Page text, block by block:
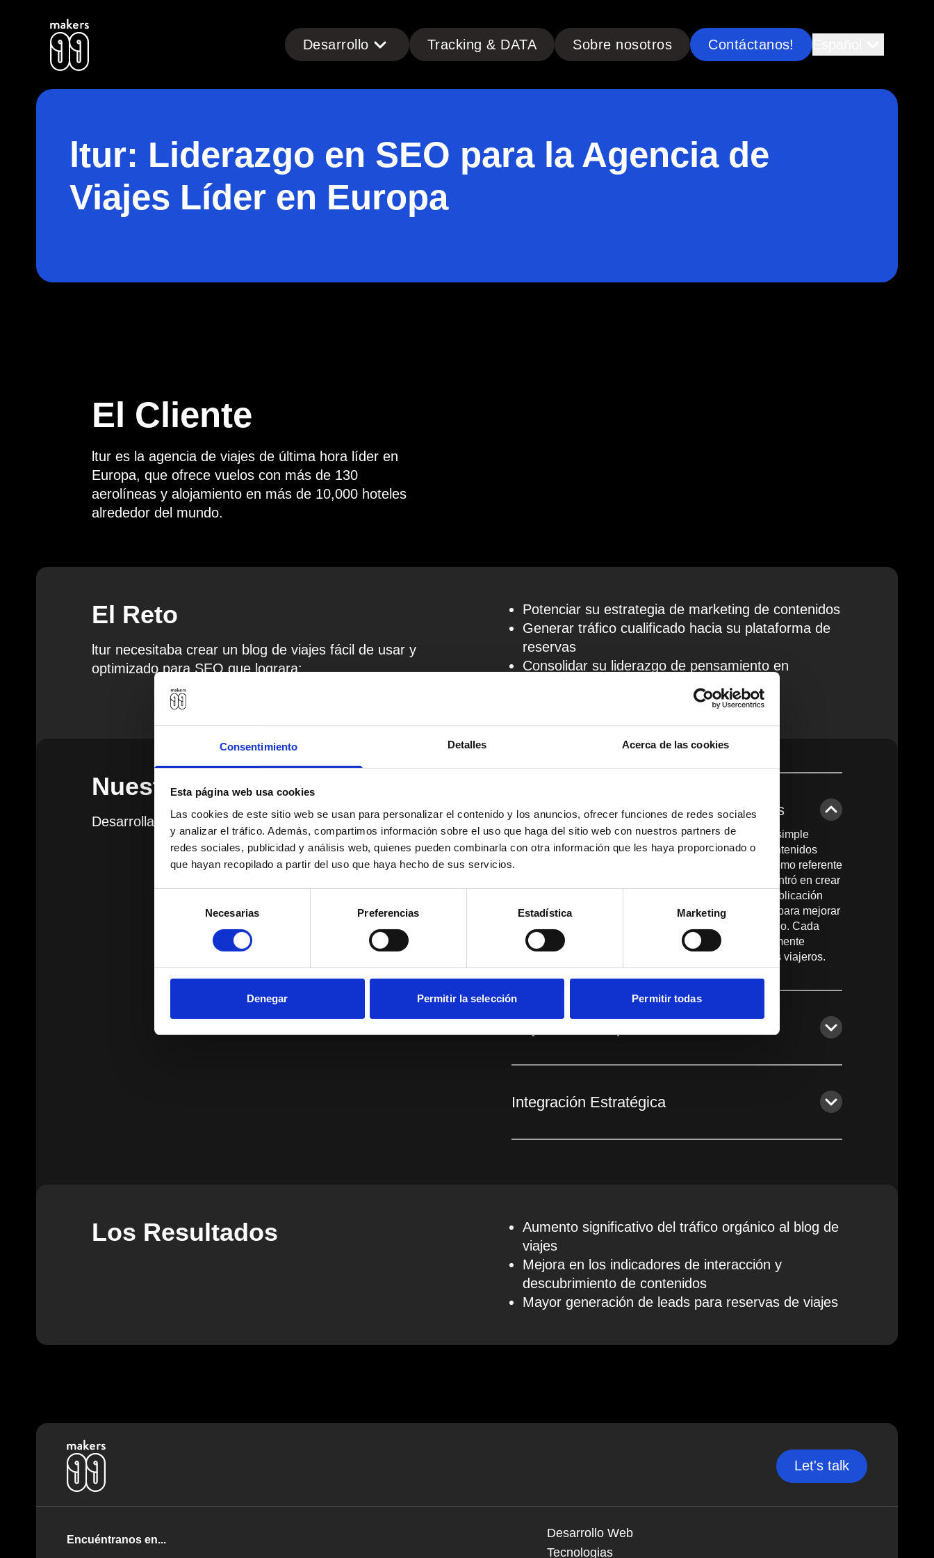
Consentimiento Detalles Acerca de las cookies
Esta página web usa cookies
Las cookies de este sitio web se usan para personalizar el contenido y los anuncios, ofrecer funciones de redes sociales
y analizar el tráfico. Además, compartimos información sobre el uso que haga del sitio web con nuestros partners de
redes sociales, publicidad y análisis web, quienes pueden combinarla con otra información que les haya proporcionado o
que hayan recopilado a partir del uso que haya hecho de sus servicios.
consentimiento
Necesarias Preferencias Estadística Marketing
Denegar Permitir la selección Permitir todas
Desarrollo Tracking & DATA Sobre nosotros Contáctanos!
ltur: Liderazgo en SEO para la Agencia de
Viajes Líder en Europa
El Cliente
ltur es la agencia de viajes de última hora líder en
Europa, que ofrece vuelos con más de 130
aerolíneas y alojamiento en más de 10,000 hoteles
alrededor del mundo.
El Reto
ltur necesitaba crear un blog de viajes fácil de usar y
optimizado para SEO que lograra:
Potenciar su estrategia de marketing de contenidos
Generar tráfico cualificado hacia su plataforma de
reservas
Consolidar su liderazgo de pensamiento en
Nuestra Solución
Desarrollamos un enfoque integral:
Estrategia y Optimización de Contenidos
La estrategia de contenidos fue mucho más allá de la simple
redacción de artículos. Creamos un ecosistema de contenidos
impulsado por SEO, diseñado para posicionar a ltur como referente
en marketing de viajes. Nuestro enfoque no solo se centró en crear
artículos atractivos, sino en establecer un marco de publicación
sólido, optimizando sistemáticamente cada contenido para mejorar
su visibilidad en buscadores y la interacción del usuario. Cada
pieza se convirtió en un activo estratégico, cuidadosamente
diseñado para atraer, informar y convertir a potenciales viajeros.
Integración Estratégica
Los Resultados
Aumento significativo del tráfico orgánico al blog de
viajes
Mejora en los indicadores de interacción y
descubrimiento de contenidos
Mayor generación de leads para reservas de viajes
Let's talk
Encuéntranos en...
Desarrollo Web
Tecnologias